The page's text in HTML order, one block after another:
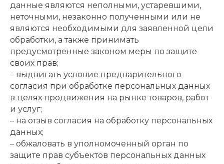
данные являются неполными, устаревшими,
неточными, незаконно полученными или не
являются необходимыми для заявленной цели
обработки, а также принимать
предусмотренные законом меры по защите
своих прав;
– выдвигать условие предварительного
согласия при обработке персональных данных
в целях продвижения на рынке товаров, работ
и услуг;
– на отзыв согласия на обработку персональных
данных;
– обжаловать в уполномоченный орган по
защите прав субъектов персональных данных